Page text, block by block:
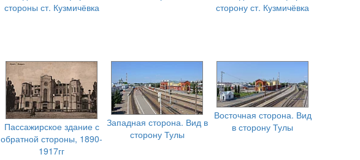
стороны ст. Кузмичёвка
сторону ст. Кузмичёвка
Пассажирское здание с
обратной стороны, 1890-
1917гг
Западная сторона. Вид в
сторону Тулы
Восточная сторона. Вид
в сторону Тулы